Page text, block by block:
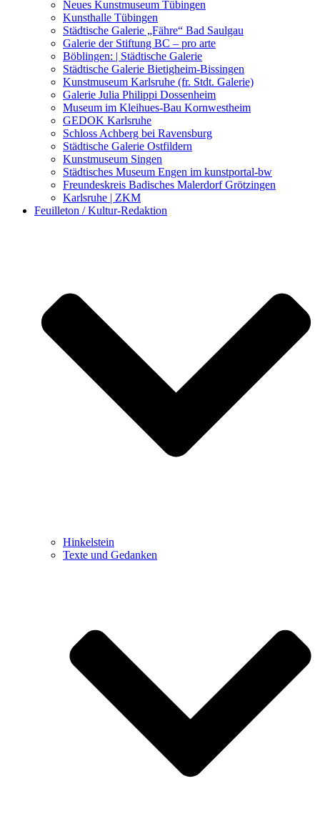
Kunstwettbewerbe, Ausschreibungen für Künstler
Neues Kunstmuseum Tübingen
Kunsthalle Tübingen
Städtische Galerie „Fähre“ Bad Saulgau
Galerie der Stiftung BC – pro arte
Böblingen: | Städtische Galerie
Städtische Galerie Bietigheim-Bissingen
Kunstmuseum Karlsruhe (fr. Stdt. Galerie)
Galerie Julia Philippi Dossenheim
Museum im Kleihues-Bau Kornwestheim
GEDOK Karlsruhe
Schloss Achberg bei Ravensburg
Städtische Galerie Ostfildern
Kunstmuseum Singen
Städtisches Museum Engen im kunstportal-bw
Freundeskreis Badisches Malerdorf Grötzingen
Karlsruhe | ZKM
Feuilleton / Kultur-Redaktion
Hinkelstein
Texte und Gedanken